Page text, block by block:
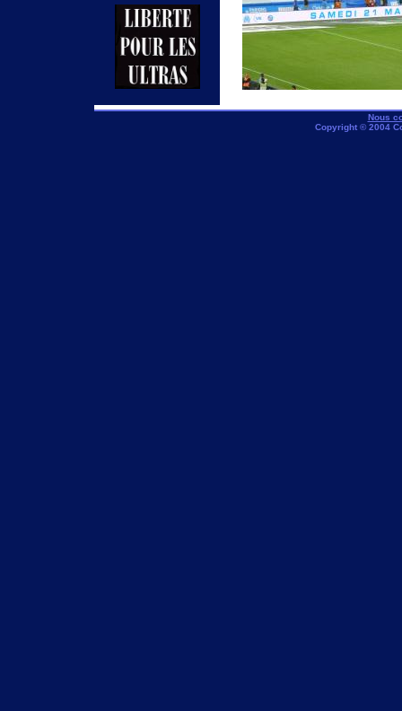
Nous
Copyright © 2004